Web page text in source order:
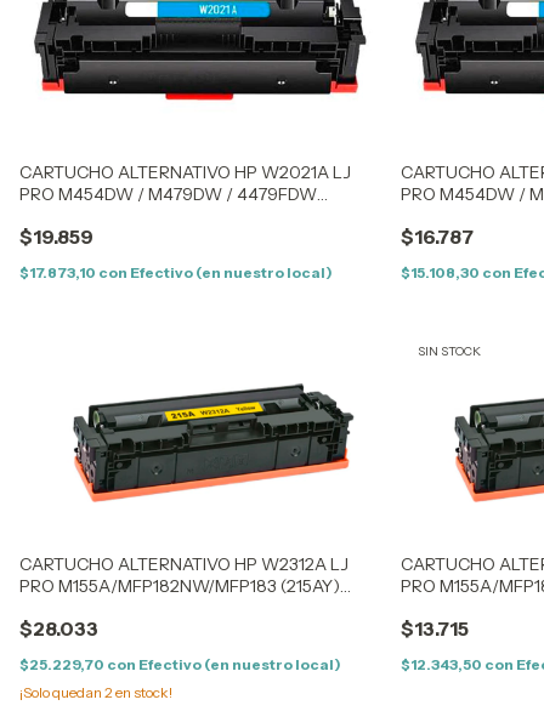
CARTUCHO ALTERNATIVO HP W2021A LJ
PRO M454DW / M479DW / 4479FDW
$19.859
$17.873,10 con Efectivo (en nuestro local)
CARTUCHO
PRO M454DW /
$16.787
$15.108,30 con
CARTUCHO ALTERNATIVO HP W2312A LJ
PRO M155A/MFP182NW/MFP183 (215AY)
$28.033
$25.229,70 con Efectivo (en nuestro local)
¡Solo quedan 2 en stock!
SIN STOCK
CARTUCHO
PRO M155A/
$13.715
$12.343,50 con